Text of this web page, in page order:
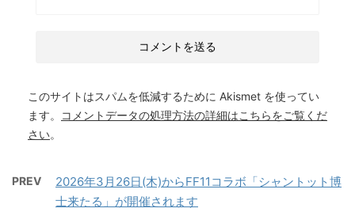
このサイトはスパムを低減するために Akismet を使ってい
ます。
コメントデータの処理方法の詳細はこちらをご覧くだ
さい。
PREV
2026年3月26日(木)からFF11コラボ「シャントット博
士来たる」が開催されます